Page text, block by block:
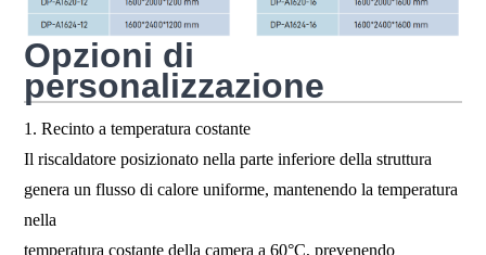
Opzioni di
personalizzazione
1. Recinto a temperatura costante
Il riscaldatore posizionato nella parte inferiore della struttura
genera un flusso di calore uniforme, mantenendo la temperatura
nella
temperatura costante della camera a 60°C, prevenendo